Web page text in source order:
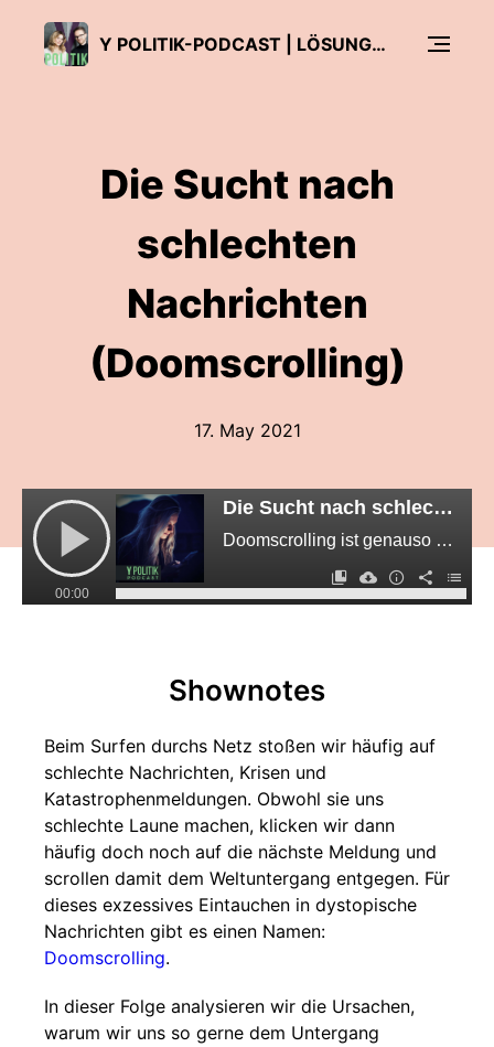
Y POLITIK-PODCAST | LÖSUNGEN FÜR DAS 3. JAHRTAUSEND
Die Sucht nach
schlechten
Nachrichten
(Doomscrolling)
17. May 2021
Die Sucht nach schlechten Nachrichten (Doomscrolling)
Doomscrolling ist genauso demokratieschädigend wie das Abschalten aller Nachrichten. Wie damit aufhören?
00:00
Shownotes
Beim Surfen durchs Netz stoßen wir häufig auf
schlechte Nachrichten, Krisen und
Katastrophenmeldungen. Obwohl sie uns
schlechte Laune machen, klicken wir dann
häufig doch noch auf die nächste Meldung und
scrollen damit dem Weltuntergang entgegen. Für
dieses exzessives Eintauchen in dystopische
Nachrichten gibt es einen Namen:
Doomscrolling.
In dieser Folge analysieren wir die Ursachen,
warum wir uns so gerne dem Untergang